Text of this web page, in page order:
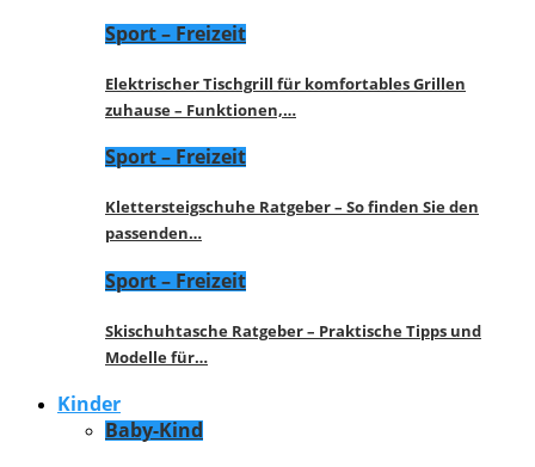
Sport – Freizeit
Elektrischer Tischgrill für komfortables Grillen
zuhause – Funktionen,…
Sport – Freizeit
Klettersteigschuhe Ratgeber – So finden Sie den
passenden…
Sport – Freizeit
Skischuhtasche Ratgeber – Praktische Tipps und
Modelle für…
Kinder
Baby-Kind